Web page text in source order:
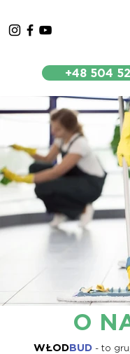
+48 504
O
WŁODBUD - to